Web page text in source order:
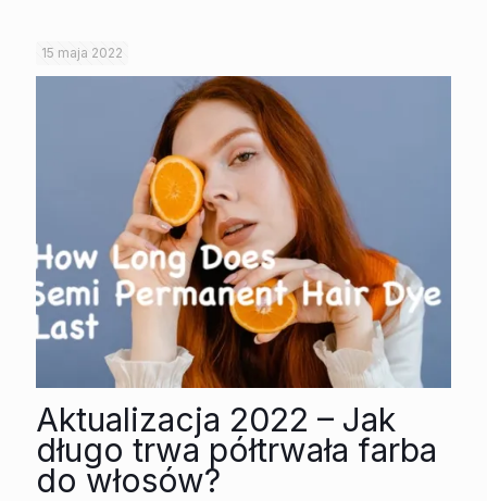
15 maja 2022
Aktualizacja 2022 – Jak
długo trwa półtrwała farba
do włosów?